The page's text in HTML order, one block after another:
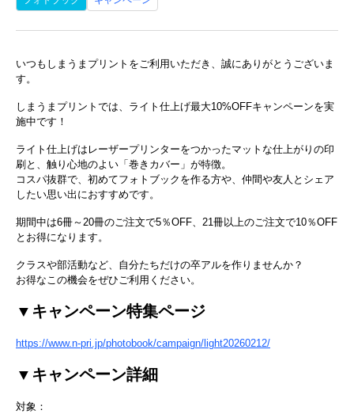
いつもしまうまプリントをご利用いただき、誠にありがとうございま
す。
しまうまプリントでは、ライト仕上げ最大10%OFFキャンペーンを実
施中です！
ライト仕上げはレーザープリンターをつかったマットな仕上がりの印
刷と、触り心地のよい「巻きカバー」が特徴。
コスパ抜群で、初めてフォトブックを作る方や、仲間や友人とシェア
したい思い出におすすめです。
期間中は6冊～20冊のご注文で5％OFF、21冊以上のご注文で10％OFF
とお得になります。
クラスや部活動など、自分たちだけの卒アルを作りませんか？
お得なこの機会をぜひご利用ください。
▼キャンペーン特集ページ
https://www.n-pri.jp/photobook/campaign/light20260212/
▼キャンペーン詳細
対象：